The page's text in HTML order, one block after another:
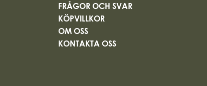
FRÅGOR OCH SVAR
KÖPVILLKOR
OM OSS
KONTAKTA OSS